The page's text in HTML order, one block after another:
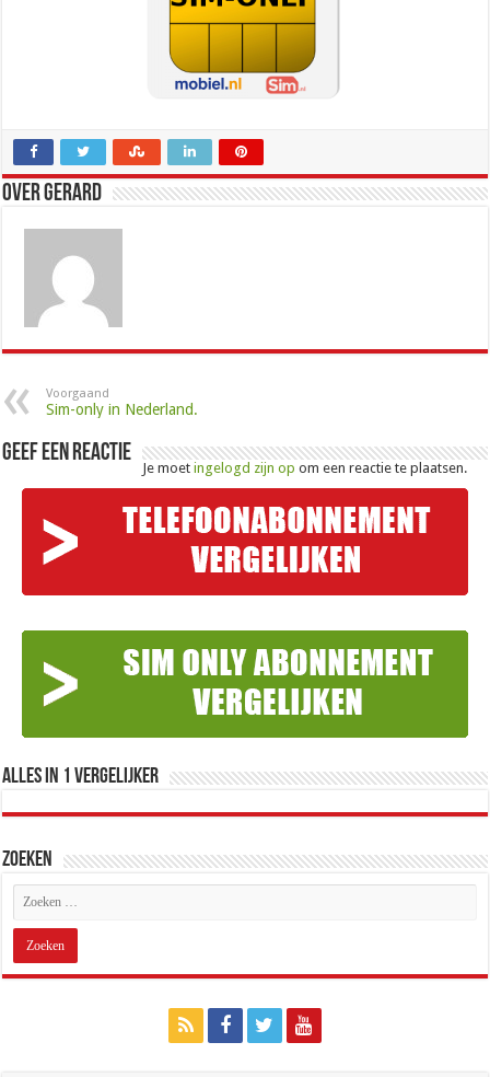
Over Gerard
Voorgaand
Sim-only in Nederland.
Geef een reactie
Je moetingelogd zijn op om een reactie te plaatsen.
Alles in 1 Vergelijker
Zoeken